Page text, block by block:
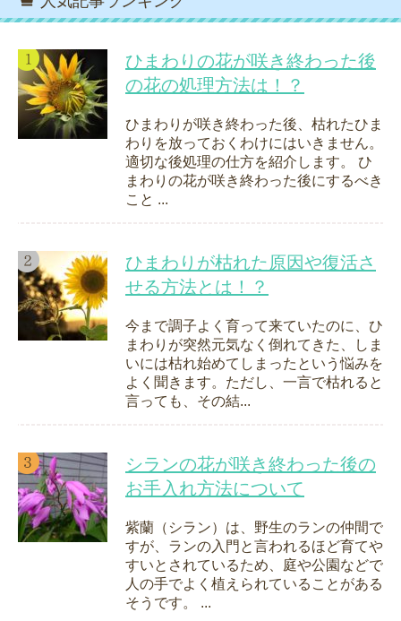
ひまわりの花が咲き終わった後
の花の処理方法は！？
ひまわりが咲き終わった後、枯れたひま
わりを放っておくわけにはいきません。
適切な後処理の仕方を紹介します。 ひ
まわりの花が咲き終わった後にするべき
こと ...
ひまわりが枯れた原因や復活さ
せる方法とは！？
今まで調子よく育って来ていたのに、ひ
まわりが突然元気なく倒れてきた、しま
いには枯れ始めてしまったという悩みを
よく聞きます。ただし、一言で枯れると
言っても、その結...
シランの花が咲き終わった後の
お手入れ方法について
紫蘭（シラン）は、野生のランの仲間で
すが、ランの入門と言われるほど育てや
すいとされているため、庭や公園などで
人の手でよく植えられていることがある
そうです。 ...